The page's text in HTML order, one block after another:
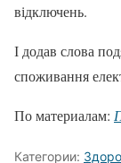
відключень.
І додав слова
споживання
По материалам:
Категории: